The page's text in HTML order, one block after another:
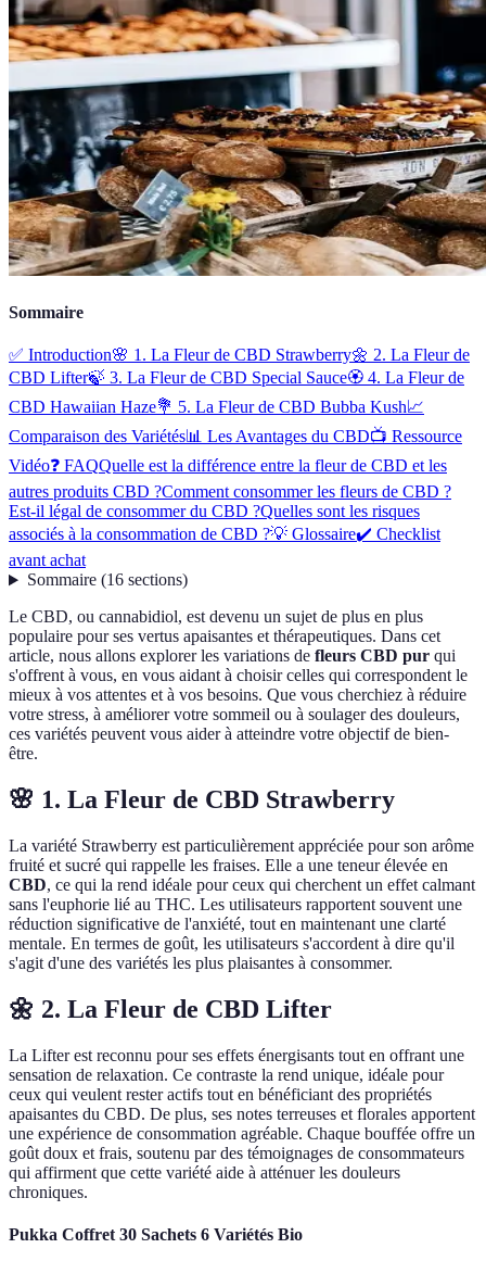
Sommaire
✅ Introduction🌸 1. La Fleur de CBD Strawberry🌼 2. La Fleur de
CBD Lifter🍃 3. La Fleur de CBD Special Sauce🏵️ 4. La Fleur de
CBD Hawaiian Haze💐 5. La Fleur de CBD Bubba Kush📈
Comparaison des Variétés📊 Les Avantages du CBD📺 Ressource
Vidéo❓ FAQQuelle est la différence entre la fleur de CBD et les
autres produits CBD ?Comment consommer les fleurs de CBD ?
Est-il légal de consommer du CBD ?Quelles sont les risques
associés à la consommation de CBD ?💡 Glossaire✔️ Checklist
avant achat
Sommaire(16 sections)
Le CBD, ou cannabidiol, est devenu un sujet de plus en plus
populaire pour ses vertus apaisantes et thérapeutiques. Dans cet
article, nous allons explorer les variations de fleurs CBD pur qui
s'offrent à vous, en vous aidant à choisir celles qui correspondent le
mieux à vos attentes et à vos besoins. Que vous cherchiez à réduire
votre stress, à améliorer votre sommeil ou à soulager des douleurs,
ces variétés peuvent vous aider à atteindre votre objectif de bien-
être.
🌸 1. La Fleur de CBD Strawberry
La variété Strawberry est particulièrement appréciée pour son arôme
fruité et sucré qui rappelle les fraises. Elle a une teneur élevée en
CBD, ce qui la rend idéale pour ceux qui cherchent un effet calmant
sans l'euphorie lié au THC. Les utilisateurs rapportent souvent une
réduction significative de l'anxiété, tout en maintenant une clarté
mentale. En termes de goût, les utilisateurs s'accordent à dire qu'il
s'agit d'une des variétés les plus plaisantes à consommer.
🌼 2. La Fleur de CBD Lifter
La Lifter est reconnu pour ses effets énergisants tout en offrant une
sensation de relaxation. Ce contraste la rend unique, idéale pour
ceux qui veulent rester actifs tout en bénéficiant des propriétés
apaisantes du CBD. De plus, ses notes terreuses et florales apportent
une expérience de consommation agréable. Chaque bouffée offre un
goût doux et frais, soutenu par des témoignages de consommateurs
qui affirment que cette variété aide à atténuer les douleurs
chroniques.
Pukka Coffret 30 Sachets 6 Variétés Bio